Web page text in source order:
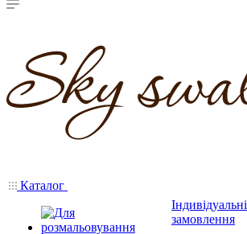
Каталог
Індивідуальні
замовлення